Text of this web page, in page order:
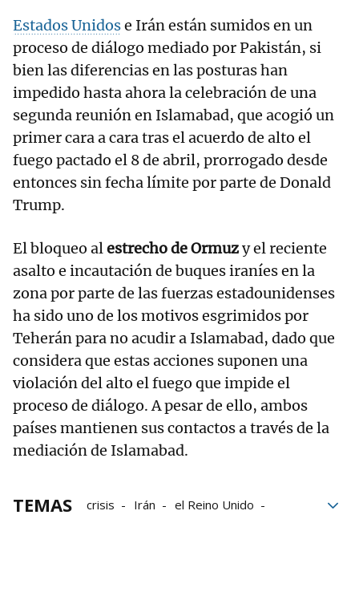
Estados Unidose Irán están sumidos en un
proceso de diálogo mediado por Pakistán, si
bien las diferencias en las posturas han
impedido hasta ahora la celebración de una
segunda reunión en Islamabad, que acogió un
primer cara a cara tras el acuerdo de alto el
fuego pactado el 8 de abril, prorrogado desde
entonces sin fecha límite por parte de Donald
Trump.
El bloqueo alestrecho de Ormuzy el reciente
asalto e incautación de buques iraníes en la
zona por parte de las fuerzas estadounidenses
ha sido uno de los motivos esgrimidos por
Teherán para no acudir a Islamabad, dado que
considera que estas acciones suponen una
violación del alto el fuego que impide el
proceso de diálogo. A pesar de ello, ambos
países mantienen sus contactos a través de la
mediación de Islamabad.
TEMAS crisis Irán
el Reino Unido